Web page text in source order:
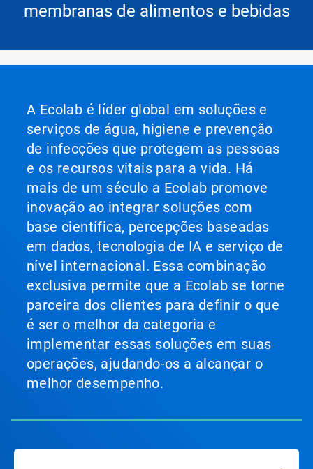
membranas de alimentos e bebidas
A Ecolab é líder global em soluções e
serviços de água, higiene e prevenção
de infecções que protegem as pessoas
e os recursos vitais para a vida. Há
mais de um século a Ecolab promove
inovação ao integrar soluções com
base científica, percepções baseadas
em dados, tecnologia de IA e serviço de
nível internacional. Essa combinação
exclusiva permite que a Ecolab se torne
parceira dos clientes para definir o que
é ser o melhor da categoria e
implementar essas soluções em suas
operações, ajudando-os a alcançar o
melhor desempenho.